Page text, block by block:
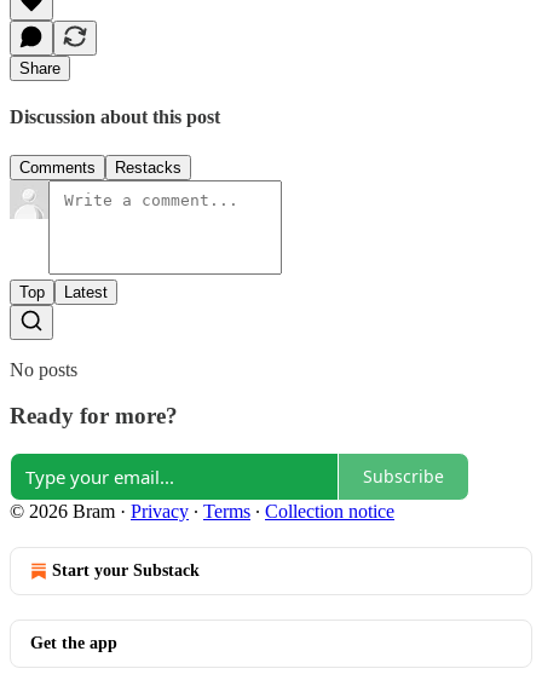
Share
Discussion about this post
Comments Restacks
Top Latest
No posts
Ready for more?
Subscribe
© 2026 Bram · Privacy ∙ Terms ∙ Collection notice
Start your Substack
Get the app